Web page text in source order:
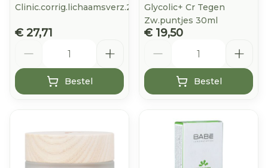
Clinic.corrig.lichaamsverz.200ml
€ 27,71
Bestel
Glycolic+ Cr Tegen
Zw.puntjes 30ml
€ 19,50
Bestel